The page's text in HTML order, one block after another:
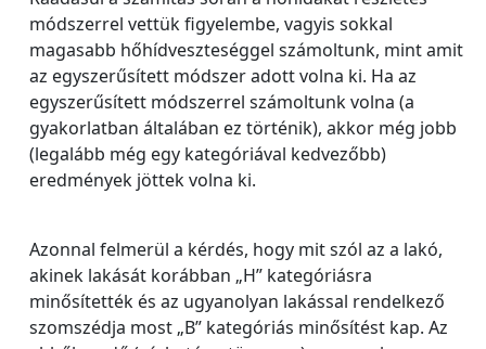
módszerrel vettük figyelembe, vagyis sokkal
magasabb hőhídveszteséggel számoltunk, mint amit
az egyszerűsített módszer adott volna ki. Ha az
egyszerűsített módszerrel számoltunk volna (a
gyakorlatban általában ez történik), akkor még jobb
(legalább még egy kategóriával kedvezőbb)
eredmények jöttek volna ki.
Azonnal felmerül a kérdés, hogy mit szól az a lakó,
akinek lakását korábban „H” kategóriásra
minősítették és az ugyanolyan lakással rendelkező
szomszédja most „B” kategóriás minősítést kap. Az